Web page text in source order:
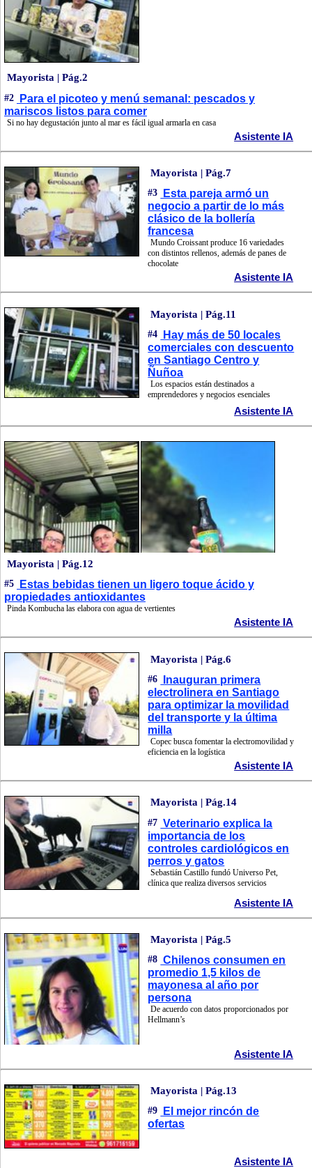
Mayorista | Pág.2
#2
Para el picoteo y menú semanal: pescados y
mariscos listos para comer
Si no hay degustación junto al mar es fácil igual armarla en casa
Asistente IA
Mayorista | Pág.7
#3
Esta pareja armó un
negocio a partir de lo más
clásico de la bollería
francesa
Mundo Croissant produce 16 variedades
con distintos rellenos, además de panes de
chocolate
Asistente IA
Mayorista | Pág.11
#4
Hay más de 50 locales
comerciales con descuento
en Santiago Centro y
Ñuñoa
Los espacios están destinados a
emprendedores y negocios esenciales
Asistente IA
Mayorista | Pág.12
#5
Estas bebidas tienen un ligero toque ácido y
propiedades antioxidantes
Pinda Kombucha las elabora con agua de vertientes
Asistente IA
Mayorista | Pág.6
#6
Inauguran primera
electrolinera en Santiago
para optimizar la movilidad
del transporte y la última
milla
Copec busca fomentar la electromovilidad y
eficiencia en la logística
Asistente IA
Mayorista | Pág.14
#7 Veterinario explica la
importancia de los
controles cardiológicos en
perros y gatos
Sebastián Castillo fundó Universo Pet,
clínica que realiza diversos servicios
Asistente IA
Mayorista | Pág.5
#8 Chilenos consumen en
promedio 1,5 kilos de
mayonesa al año por
persona
De acuerdo con datos proporcionados por
Hellmann’s
Asistente IA
Mayorista | Pág.13
#9
El mejor rincón de
ofertas
Asistente IA